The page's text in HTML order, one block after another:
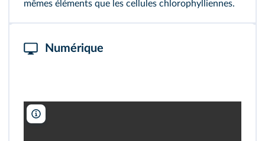
mêmes éléments que les cellules chlorophylliennes.
Numérique